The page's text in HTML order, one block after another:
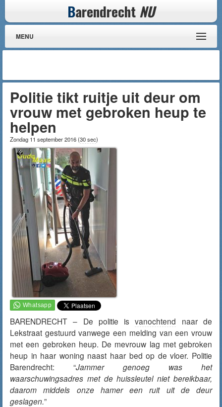
Barendrecht NU
MENU
Politie tikt ruitje uit deur om
vrouw met gebroken heup te
helpen
Zondag 11 september 2016(30 sec)
BARENDRECHT – De politie isvanochtend naar de
Lekstraat gestuurd vanwege een melding van een vrouw
met een gebroken heup. De mevrouw lag met gebroken
heup in haar woning naast haar bed op de vloer. Politie
Barendrecht: “Jammer genoeg was het
waarschuwingsadres met de huissleutel niet bereikbaar,
daarom middels onze hamer een ruit uit de deur
geslagen.”